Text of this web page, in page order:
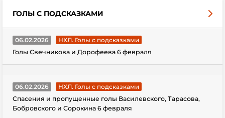
ГОЛЫ С ПОДСКАЗКАМИ
06.02.2026
НХЛ. Голы с подсказками
Голы Свечникова и Дорофеева 6 февраля
06.02.2026
НХЛ. Голы с подсказками
Спасения и пропущенные голы Василевского, Тарасова,
Бобровского и Сорокина 6 февраля